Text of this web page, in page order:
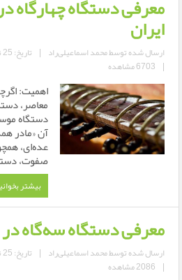
معرفی دستگاه
ایران
ارسال شده توسطمحمد اسماعیلی‌راد | تاریخ: 25 نوامبر 2017
| 6703 مشاهده
اهمیت:
معاصر،
دستگاه
آن «مادر
عده‌ای،
صفوت،
بیشتر
معرفی دستگاه سه‌گاه
ارسال شده توسطمحمد اسماعیلی‌راد | تاریخ: 25 نوامبر 2017
| 2086 مشاهده